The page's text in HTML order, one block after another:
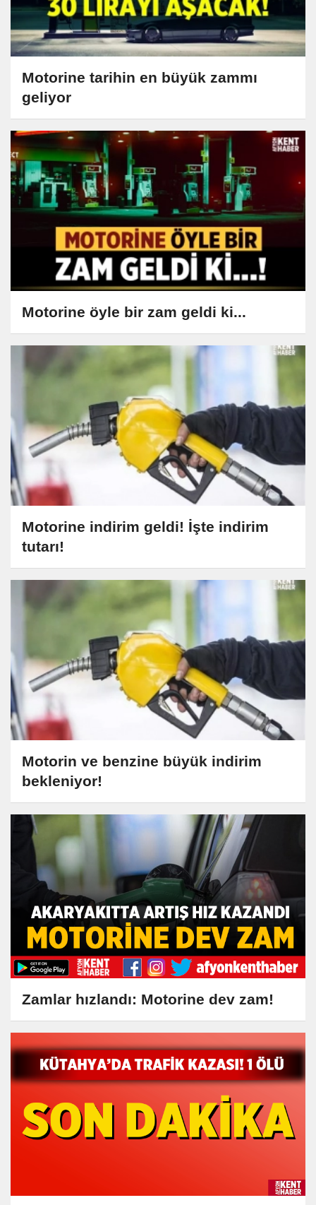
Motorine tarihin en büyük zammı
geliyor
Motorine öyle bir zam geldi ki...
Motorine indirim geldi! İşte indirim
tutarı!
Motorin ve benzine büyük indirim
bekleniyor!
Zamlar hızlandı: Motorine dev zam!